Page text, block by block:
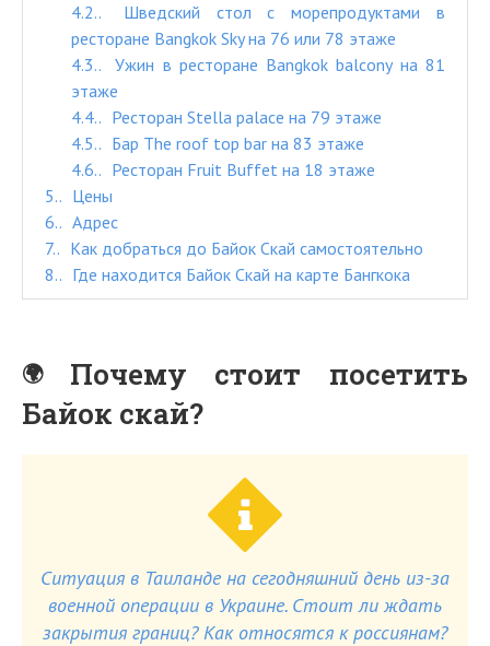
4.2.
Шведский стол с морепродуктами в
ресторане Bangkok Sky на 76 или 78 этаже
4.3.
Ужин в ресторане Bangkok balcony на 81
этаже
4.4.
Ресторан Stella palace на 79 этаже
4.5.
Бар The roof top bar на 83 этаже
4.6.
Ресторан Fruit Buffet на 18 этаже
5.
Цены
6.
Адрес
7.
Как добраться до Байок Скай самостоятельно
8.
Где находится Байок Скай на карте Бангкока
Почему стоит посетить
Байок скай?
Ситуация в Таиланде на сегодняшний день из-за
военной операции в Украине. Стоит ли ждать
закрытия границ? Как относятся к россиянам?